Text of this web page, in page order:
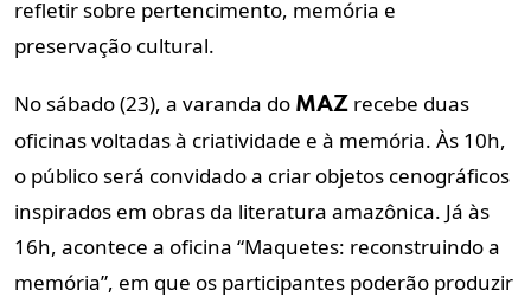
refletir sobre pertencimento, memória e
preservação cultural.
No sábado (23), a varanda do MAZ recebe duas
oficinas voltadas à criatividade e à memória. Às 10h,
o público será convidado a criar objetos cenográficos
inspirados em obras da literatura amazônica. Já às
16h, acontece a oficina “Maquetes: reconstruindo a
memória”, em que os participantes poderão produzir